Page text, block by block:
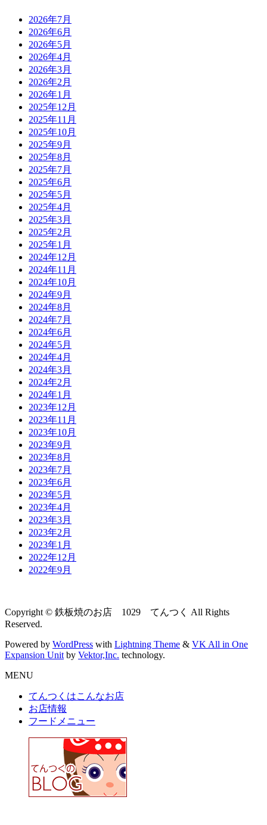
2026年7月
2026年6月
2026年5月
2026年4月
2026年3月
2026年2月
2026年1月
2025年12月
2025年11月
2025年10月
2025年9月
2025年8月
2025年7月
2025年6月
2025年5月
2025年4月
2025年3月
2025年2月
2025年1月
2024年12月
2024年11月
2024年10月
2024年9月
2024年8月
2024年7月
2024年6月
2024年5月
2024年4月
2024年3月
2024年2月
2024年1月
2023年12月
2023年11月
2023年10月
2023年9月
2023年8月
2023年7月
2023年6月
2023年5月
2023年4月
2023年3月
2023年2月
2023年1月
2022年12月
2022年9月
Copyright © 鉄板焼のお店 1029 てんつく All Rights
Reserved.
Powered by WordPress with Lightning Theme & VK All in One
Expansion Unit by Vektor,Inc. technology.
MENU
てんつくはこんなお店
お店情報
フードメニュー